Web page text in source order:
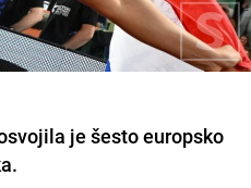
je šesto europsko